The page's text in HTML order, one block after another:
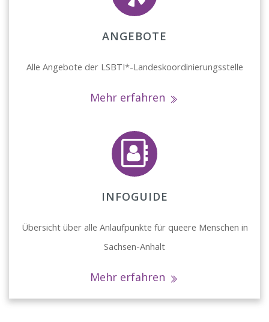
ANGEBOTE
Alle Angebote der LSBTI*-Landeskoordinierungsstelle
Mehr erfahren
INFOGUIDE
Übersicht über alle Anlaufpunkte für queere Menschen in
Sachsen-Anhalt
Mehr erfahren